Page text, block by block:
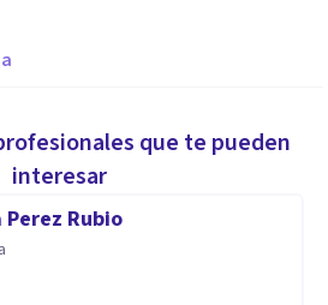
que te pueden
interesar
Perez Rubio